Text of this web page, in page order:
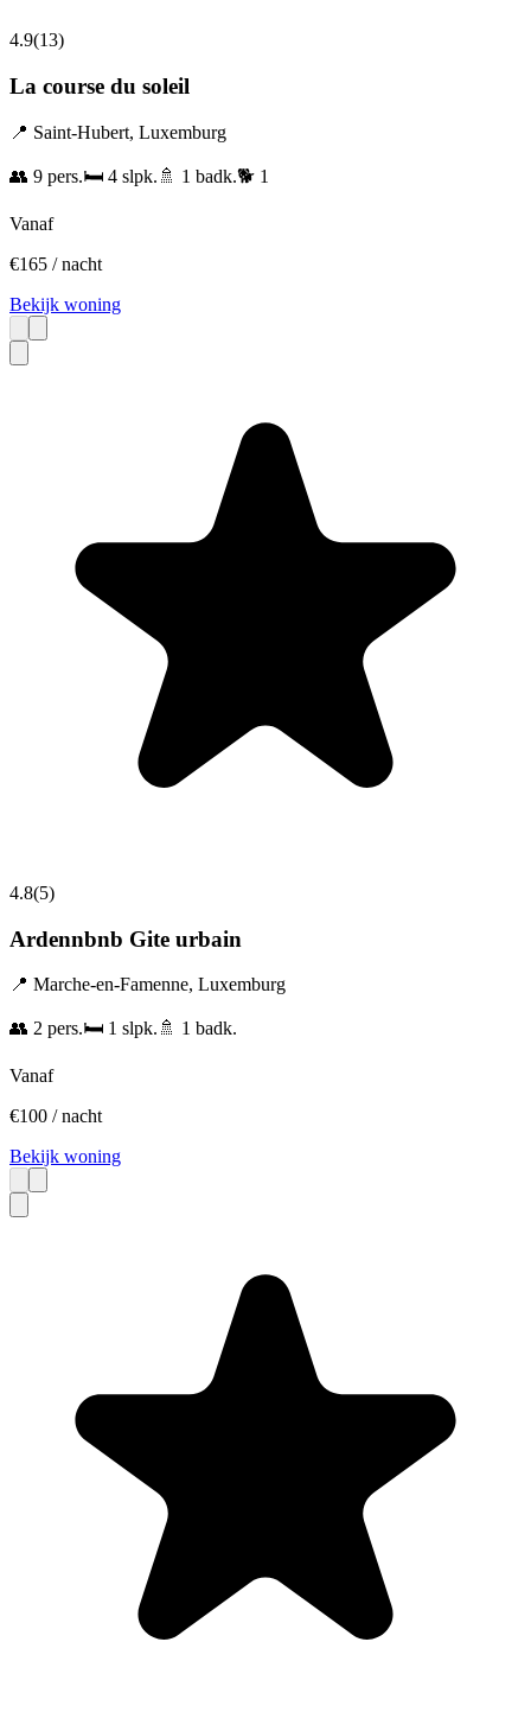
4.9(13)
La course du soleil
📍 Saint-Hubert, Luxemburg
👥 9 pers.🛏️ 4 slpk. 🚿 1 badk.🐕 1
Vanaf
€165 / nacht
Bekijk woning
4.8(5)
Ardennbnb Gite urbain
📍 Marche-en-Famenne, Luxemburg
👥 2 pers.🛏️ 1 slpk. 🚿 1 badk.
Vanaf
€100 / nacht
Bekijk woning